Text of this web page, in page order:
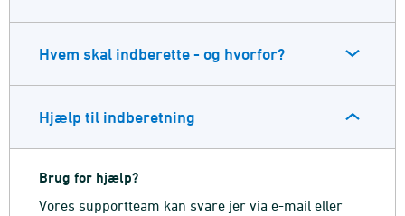
Hvem skal indberette - og hvorfor?
Hjælp til indberetning
Brug for hjælp?
Vores supportteam kan svare jer via e-mail eller